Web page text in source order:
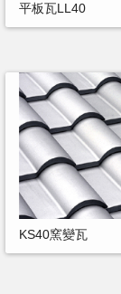
平板瓦LL40
KS40窯變瓦